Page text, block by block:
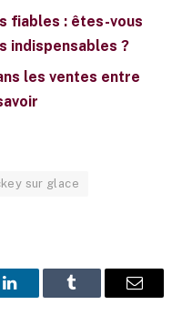
fiables : êtes-vous
indispensables ?
les ventes entre
sur glace
LinkedInTumblr
E-